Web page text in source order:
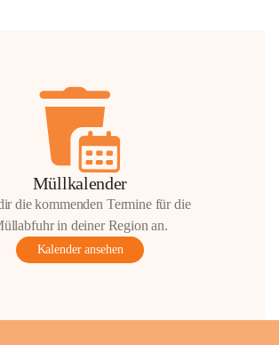
Müllkalender
die kommenden Termine für die
in deiner Region an.
Kalender ansehen